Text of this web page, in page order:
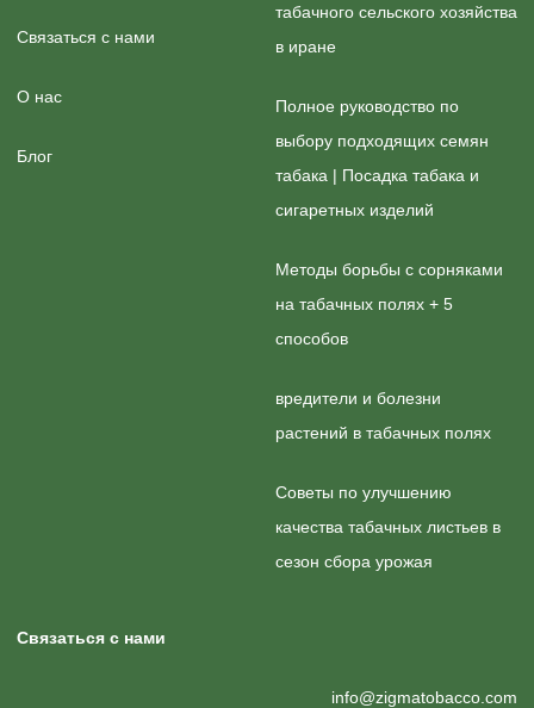
Связаться с нами
О нас
Блог
табачного сельского хозяйства
в иране
Полное руководство по
выбору подходящих семян
табака | Посадка табака и
сигаретных изделий
Методы борьбы с сорняками
на табачных полях + 5
способов
вредители и болезни
растений в табачных полях
Советы по улучшению
качества табачных листьев в
сезон сбора урожая
Связаться с нами
info@zigmatobacco.com